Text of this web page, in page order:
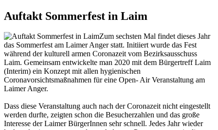
Auftakt Sommerfest in Laim
Zum sechsten Mal findet dieses Jahr
das Sommerfest am Laimer Anger statt. Initiiert wurde das Fest
während der kulturell armen Coronazeit vom Bezirksausschuss
Laim. Gemeinsam entwickelte man 2020 mit dem Bürgertreff Laim
(Interim) ein Konzept mit allen hygienischen
Coronavorsichtsmaßnahmen für eine Open- Air Veranstaltung am
Laimer Anger.
Dass diese Veranstaltung auch nach der Coronazeit nicht eingestellt
werden durfte, zeigten schon die Besucherzahlen und das große
Interesse der Laimer BürgerInnen sehr schnell. Jedes Jahr wieder